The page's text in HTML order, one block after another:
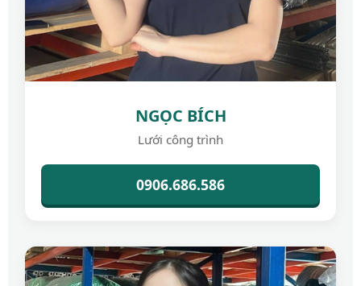
NGỌC BÍCH
Lưới công trình
0906.686.586